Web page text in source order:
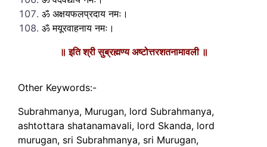
ॐ अक्षयफलप्रदाय नमः।
ॐ मयूरवाहनाय नमः।
॥ इति श्री सुब्रह्मण्य अष्टोत्तरशतनामावली ॥
Other Keywords:-
Subrahmanya, Murugan, lord Subrahmanya,
ashtottara shatanamavali, lord Skanda, lord
murugan, sri Subrahmanya, sri Murugan,